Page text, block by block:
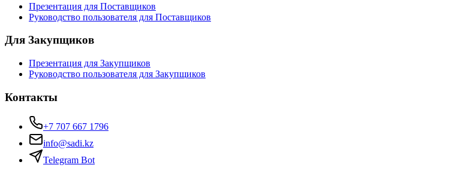
Презентация для Поставщиков
Руководство пользователя для Поставщиков
Для Закупщиков
Презентация для Закупщиков
Руководство пользователя для Закупщиков
Контакты
+7 707 667 1796
info@sadi.kz
Telegram Bot